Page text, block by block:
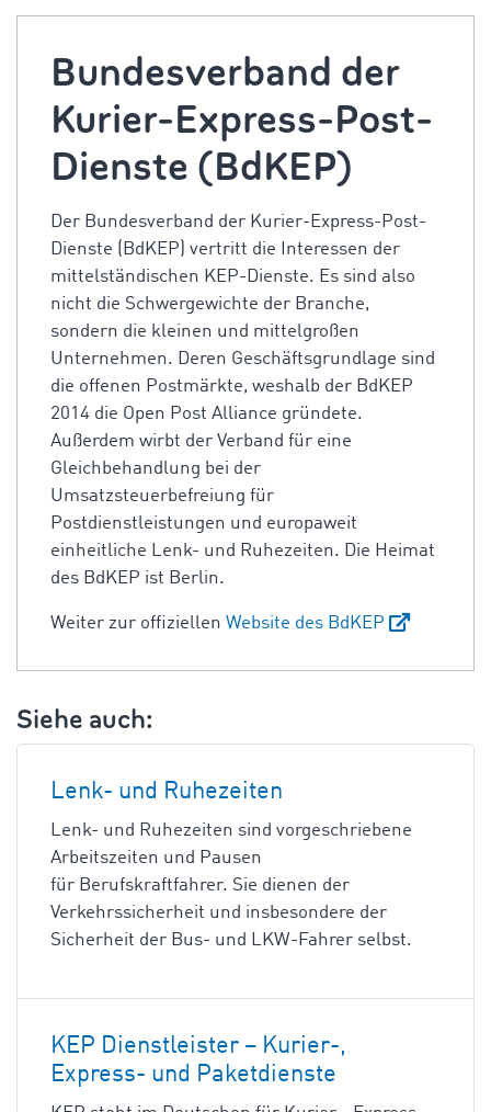
Bundesverband der
Kurier-Express-Post-
Dienste (BdKEP)
Der Bundesverband der Kurier-Express-Post-
Dienste (BdKEP) vertritt die Interessen der
mittelständischen KEP-Dienste. Es sind also
nicht die Schwergewichte der Branche,
sondern die kleinen und mittelgroßen
Unternehmen. Deren Geschäftsgrundlage sind
die offenen Postmärkte, weshalb der BdKEP
2014 die Open Post Alliance gründete.
Außerdem wirbt der Verband für eine
Gleichbehandlung bei der
Umsatzsteuerbefreiung für
Postdienstleistungen und europaweit
einheitliche Lenk- und Ruhezeiten. Die Heimat
des BdKEP ist Berlin.
Weiter zur offiziellen Website des BdKEP
Siehe auch:
Lenk- und Ruhezeiten
Lenk- und Ruhezeiten sind vorgeschriebene
Arbeitszeiten und Pausen
für Berufskraftfahrer. Sie dienen der
Verkehrssicherheit und insbesondere der
Sicherheit der Bus- und LKW-Fahrer selbst.
KEP Dienstleister – Kurier-,
Express- und Paketdienste